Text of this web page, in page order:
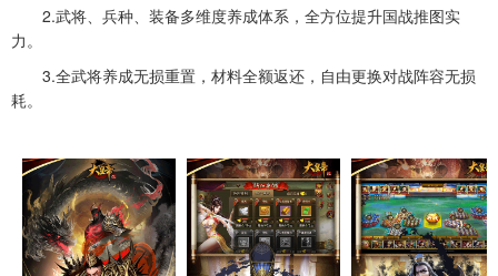
2.武将、兵种、装备多维度养成体系，全方位提升国战推图实
力。
3.全武将养成无损重置，材料全额返还，自由更换对战阵容无损
耗。